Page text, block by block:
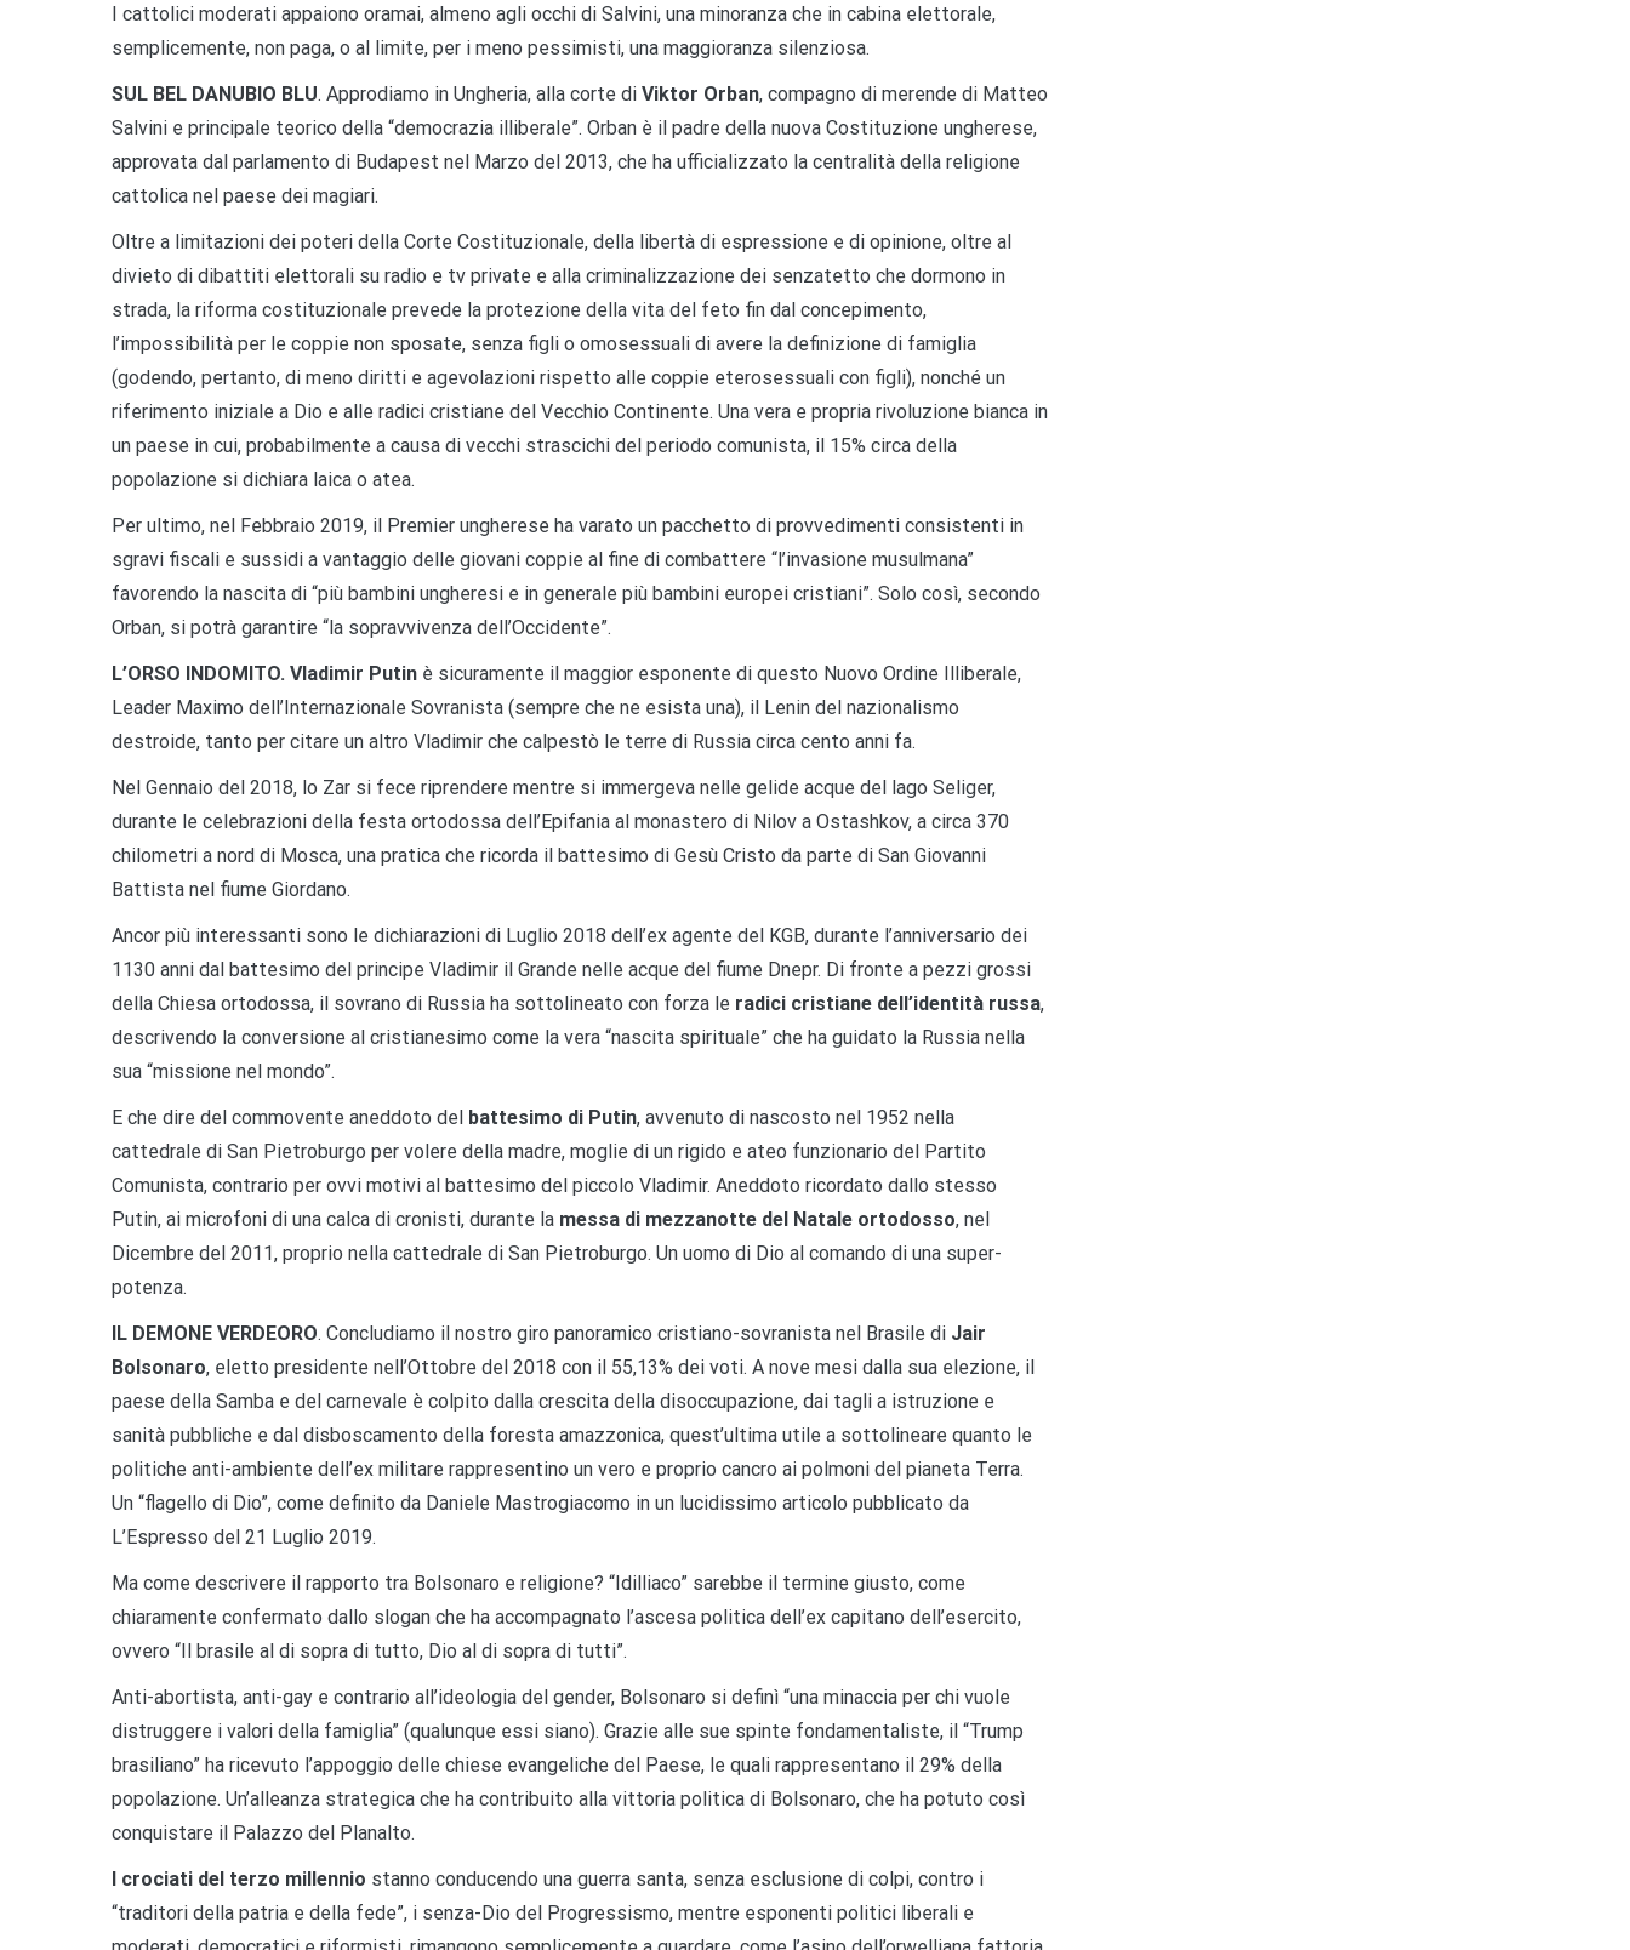
I cattolici moderati appaiono oramai, almeno agli occhi di Salvini, una minoranza che in cabina elettorale,
semplicemente, non paga, o al limite, per i meno pessimisti, una maggioranza silenziosa.
SUL BEL DANUBIO BLU. Approdiamo in Ungheria, alla corte di Viktor Orban, compagno di merende di Matteo
Salvini e principale teorico della “democrazia illiberale”. Orban è il padre della nuova Costituzione ungherese,
approvata dal parlamento di Budapest nel Marzo del 2013, che ha ufficializzato la centralità della religione
cattolica nel paese dei magiari.
Oltre a limitazioni dei poteri della Corte Costituzionale, della libertà di espressione e di opinione, oltre al
divieto di dibattiti elettorali su radio e tv private e alla criminalizzazione dei senzatetto che dormono in
strada, la riforma costituzionale prevede la protezione della vita del feto fin dal concepimento,
l’impossibilità per le coppie non sposate, senza figli o omosessuali di avere la definizione di famiglia
(godendo, pertanto, di meno diritti e agevolazioni rispetto alle coppie eterosessuali con figli), nonché un
riferimento iniziale a Dio e alle radici cristiane del Vecchio Continente. Una vera e propria rivoluzione bianca in
un paese in cui, probabilmente a causa di vecchi strascichi del periodo comunista, il 15% circa della
popolazione si dichiara laica o atea.
Per ultimo, nel Febbraio 2019, il Premier ungherese ha varato un pacchetto di provvedimenti consistenti in
sgravi fiscali e sussidi a vantaggio delle giovani coppie al fine di combattere “l’invasione musulmana”
favorendo la nascita di “più bambini ungheresi e in generale più bambini europei cristiani”. Solo così, secondo
Orban, si potrà garantire “la sopravvivenza dell’Occidente”.
L’ORSO INDOMITO. Vladimir Putin è sicuramente il maggior esponente di questo Nuovo Ordine Illiberale,
Leader Maximo dell’Internazionale Sovranista (sempre che ne esista una), il Lenin del nazionalismo
destroide, tanto per citare un altro Vladimir che calpestò le terre di Russia circa cento anni fa.
Nel Gennaio del 2018, lo Zar si fece riprendere mentre si immergeva nelle gelide acque del lago Seliger,
durante le celebrazioni della festa ortodossa dell’Epifania al monastero di Nilov a Ostashkov, a circa 370
chilometri a nord di Mosca, una pratica che ricorda il battesimo di Gesù Cristo da parte di San Giovanni
Battista nel fiume Giordano.
Ancor più interessanti sono le dichiarazioni di Luglio 2018 dell’ex agente del KGB, durante l’anniversario dei
1130 anni dal battesimo del principe Vladimir il Grande nelle acque del fiume Dnepr. Di fronte a pezzi grossi
della Chiesa ortodossa, il sovrano di Russia ha sottolineato con forza le radici cristiane dell’identità russa,
descrivendo la conversione al cristianesimo come la vera “nascita spirituale” che ha guidato la Russia nella
sua “missione nel mondo”.
E che dire del commovente aneddoto del battesimo di Putin, avvenuto di nascosto nel 1952 nella
cattedrale di San Pietroburgo per volere della madre, moglie di un rigido e ateo funzionario del Partito
Comunista, contrario per ovvi motivi al battesimo del piccolo Vladimir. Aneddoto ricordato dallo stesso
Putin, ai microfoni di una calca di cronisti, durante la messa di mezzanotte del Natale ortodosso, nel
Dicembre del 2011, proprio nella cattedrale di San Pietroburgo. Un uomo di Dio al comando di una super-
potenza.
IL DEMONE VERDEORO. Concludiamo il nostro giro panoramico cristiano-sovranista nel Brasile di Jair
Bolsonaro, eletto presidente nell’Ottobre del 2018 con il 55,13% dei voti. A nove mesi dalla sua elezione, il
paese della Samba e del carnevale è colpito dalla crescita della disoccupazione, dai tagli a istruzione e
sanità pubbliche e dal disboscamento della foresta amazzonica, quest’ultima utile a sottolineare quanto le
politiche anti-ambiente dell’ex militare rappresentino un vero e proprio cancro ai polmoni del pianeta Terra.
Un “flagello di Dio”, come definito da Daniele Mastrogiacomo in un lucidissimo articolo pubblicato da
L’Espresso del 21 Luglio 2019.
Ma come descrivere il rapporto tra Bolsonaro e religione? “Idilliaco” sarebbe il termine giusto, come
chiaramente confermato dallo slogan che ha accompagnato l’ascesa politica dell’ex capitano dell’esercito,
ovvero “Il brasile al di sopra di tutto, Dio al di sopra di tutti”.
Anti-abortista, anti-gay e contrario all’ideologia del gender, Bolsonaro si definì “una minaccia per chi vuole
distruggere i valori della famiglia” (qualunque essi siano). Grazie alle sue spinte fondamentaliste, il “Trump
brasiliano” ha ricevuto l’appoggio delle chiese evangeliche del Paese, le quali rappresentano il 29% della
popolazione. Un’alleanza strategica che ha contribuito alla vittoria politica di Bolsonaro, che ha potuto così
conquistare il Palazzo del Planalto.
I crociati del terzo millennio stanno conducendo una guerra santa, senza esclusione di colpi, contro i
“traditori della patria e della fede”, i senza-Dio del Progressismo, mentre esponenti politici liberali e